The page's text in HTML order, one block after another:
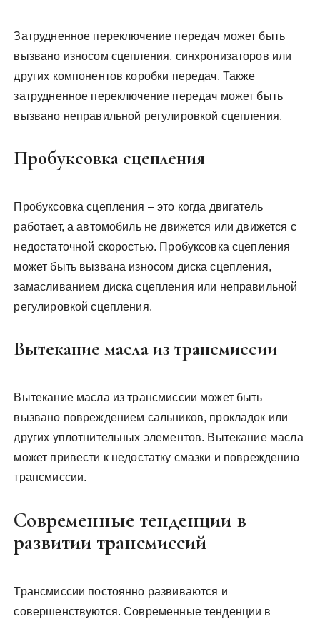
Затрудненное переключение передач может быть
вызвано износом сцепления, синхронизаторов или
других компонентов коробки передач. Также
затрудненное переключение передач может быть
вызвано неправильной регулировкой сцепления.
Пробуксовка сцепления
Пробуксовка сцепления – это когда двигатель
работает, а автомобиль не движется или движется с
недостаточной скоростью. Пробуксовка сцепления
может быть вызвана износом диска сцепления,
замасливанием диска сцепления или неправильной
регулировкой сцепления.
Вытекание масла из трансмиссии
Вытекание масла из трансмиссии может быть
вызвано повреждением сальников, прокладок или
других уплотнительных элементов. Вытекание масла
может привести к недостатку смазки и повреждению
трансмиссии.
Современные тенденции в
развитии трансмиссий
Трансмиссии постоянно развиваются и
совершенствуются. Современные тенденции в